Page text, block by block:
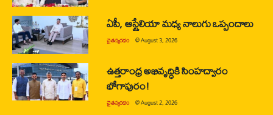
ఏపీ, ఆస్ట్రేలియా మధ్య నాలుగు ఒప్పందాలు
చైతన్యరధం @August 3, 2026
ఉత్తరాంధ్ర అభివృద్ధికి సింహద్వారం
భోగాపురం!
చైతన్యరధం @August 2, 2026